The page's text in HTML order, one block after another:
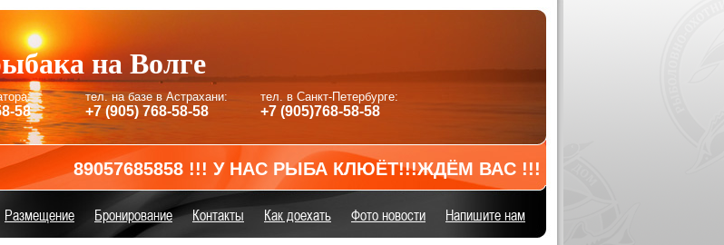
на Волге
Размещение Бронирование Контакты Как доехать Фото новости Напишите нам
89057685858 !!! У НАС РЫБА КЛЮЁТ!!!ЖДЁМ ВАС !!! 89057685858
58
тел. на базе в Астрахани:
+7 (905) 768-58-58
тел. в Санкт-Петербурге:
+7 (905)768-58-58